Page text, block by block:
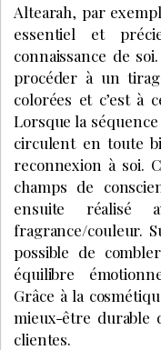
Altearah, par
essentiel et
connaissance de
procéder à un
colorées et c’est à
Lorsque la
circulent en toute
reconnexion à soi.
champs de
ensuite réalisé
fragrance/couleur.
possible de
équilibre
Grâce à la
mieux-être durable
clientes.